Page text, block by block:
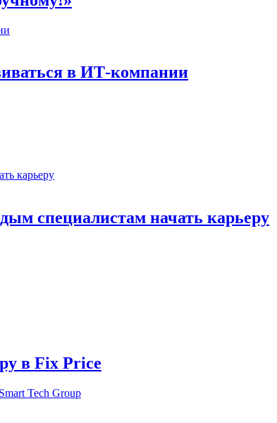
в ИТ-компании
специалистам начать карьеру
в Fix Price